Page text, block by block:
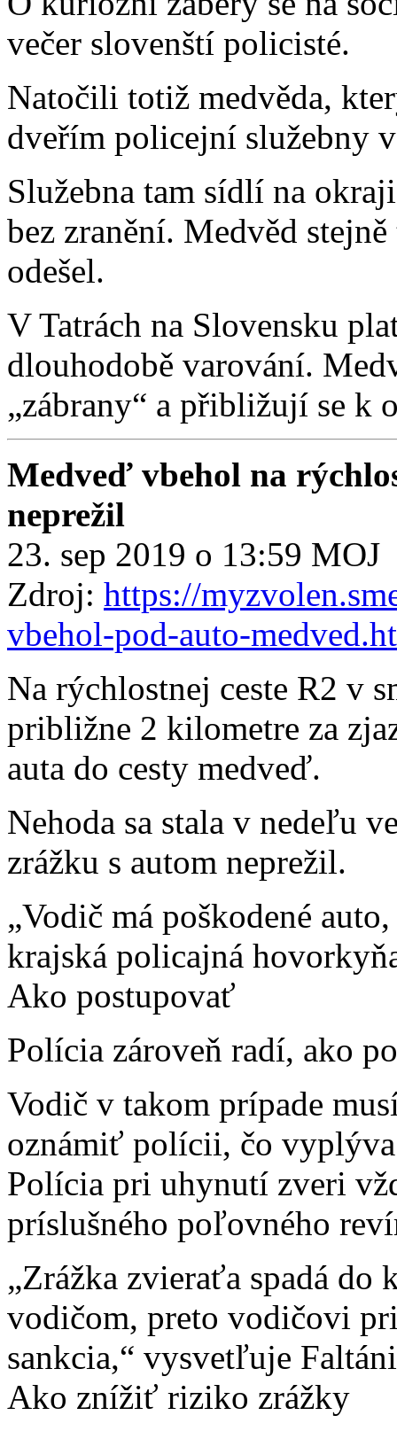
večer slovenští policisté.
Natočili totiž medvěda,
dveřím policejní služebny
Služebna tam sídlí na
bez zranění. Medvěd
odešel.
V Tatrách na Slovensku
dlouhodobě varování.
„zábrany“ a přibližují se k
Medveď vbehol na
neprežil
23. sep 2019 o 13:59 MOJ
Zdroj: https://
vbehol-pod-auto-
Na rýchlostnej ceste R2 v
približne 2 kilometre za
auta do cesty medveď.
Nehoda sa stala v nedeľu
zrážku s autom neprežil.
„Vodič má poškodené
krajská policajná
Ako postupovať
Polícia zároveň radí, ako
Vodič v takom prípade
oznámiť polícii, čo vyplýva
Polícia pri uhynutí zveri
príslušného poľovného
„Zrážka zvieraťa spadá do
vodičom, preto vodičovi
sankcia,“ vysvetľuje
Ako znížiť riziko zrážky